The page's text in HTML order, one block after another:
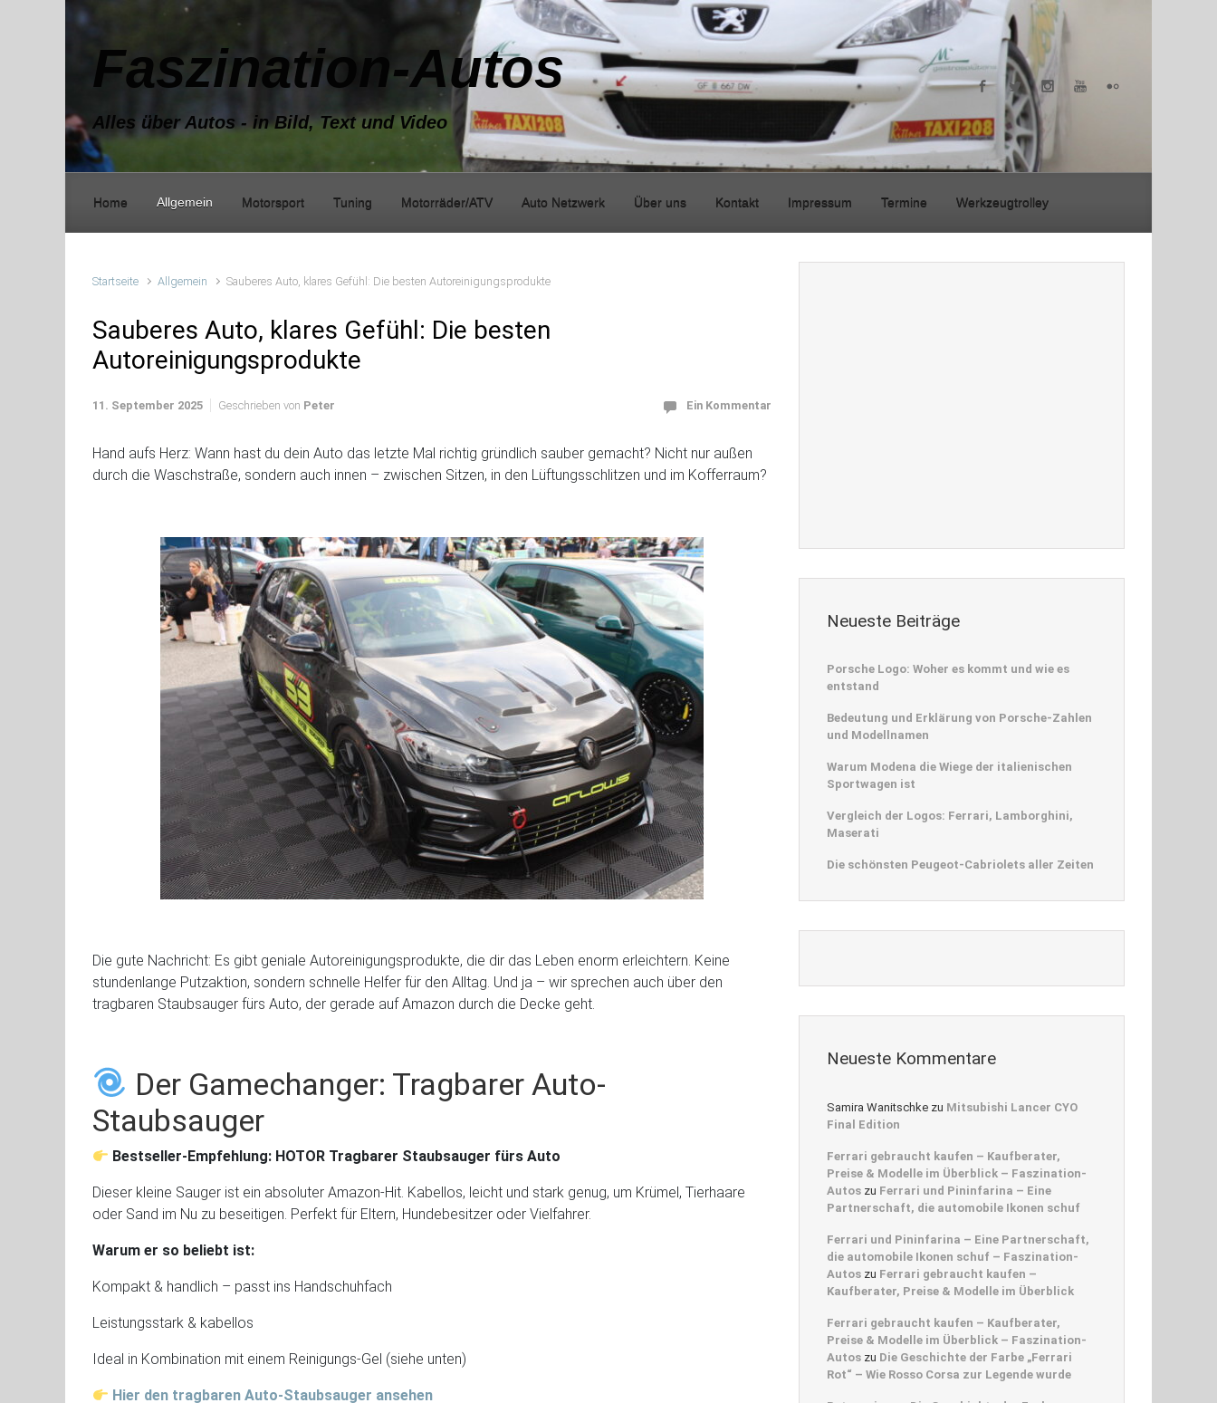
Zum Hauptinhalt springen
Faszination-Autos
Alles über Autos - in Bild, Text und Video
Home Allgemein Motorsport Tuning Motorräder/ATV Auto Netzwerk Über uns Kontakt Impressum Termine Werkzeugtrolley
Startseite Allgemein Sauberes Auto, klares Gefühl: Die besten Autoreinigungsprodukte
Sauberes Auto, klares Gefühl: Die besten
Autoreinigungsprodukte
11. September 2025 Geschrieben von Peter Ein Kommentar
Hand aufs Herz: Wann hast du dein Auto das letzte Mal richtig gründlich sauber gemacht? Nicht nur außen
durch die Waschstraße, sondern auch innen – zwischen Sitzen, in den Lüftungsschlitzen und im Kofferraum?
Die gute Nachricht: Es gibt geniale Autoreinigungsprodukte, die dir das Leben enorm erleichtern. Keine
stundenlange Putzaktion, sondern schnelle Helfer für den Alltag. Und ja – wir sprechen auch über den
tragbaren Staubsauger fürs Auto, der gerade auf Amazon durch die Decke geht.
Der Gamechanger: Tragbarer Auto-
Staubsauger
Bestseller-Empfehlung: HOTOR Tragbarer Staubsauger fürs Auto
Dieser kleine Sauger ist ein absoluter Amazon-Hit. Kabellos, leicht und stark genug, um Krümel, Tierhaare
oder Sand im Nu zu beseitigen. Perfekt für Eltern, Hundebesitzer oder Vielfahrer.
Warum er so beliebt ist:
Kompakt & handlich – passt ins Handschuhfach
Leistungsstark & kabellos
Ideal in Kombination mit einem Reinigungs-Gel (siehe unten)
Hier den tragbaren Auto-Staubsauger ansehen
Neueste Beiträge
Porsche Logo: Woher es kommt und wie es
entstand
Bedeutung und Erklärung von Porsche-Zahlen
und Modellnamen
Warum Modena die Wiege der italienischen
Sportwagen ist
Vergleich der Logos: Ferrari, Lamborghini,
Maserati
Die schönsten Peugeot-Cabriolets aller Zeiten
Neueste Kommentare
Samira Wanitschke zu Mitsubishi Lancer CYO
Final Edition
Ferrari gebraucht kaufen – Kaufberater,
Preise & Modelle im Überblick – Faszination-
Autos zu Ferrari und Pininfarina – Eine
Partnerschaft, die automobile Ikonen schuf
Ferrari und Pininfarina – Eine Partnerschaft,
die automobile Ikonen schuf – Faszination-
Autos zu Ferrari gebraucht kaufen –
Kaufberater, Preise & Modelle im Überblick
Ferrari gebraucht kaufen – Kaufberater,
Preise & Modelle im Überblick – Faszination-
Autos zu Die Geschichte der Farbe „Ferrari
Rot“ – Wie Rosso Corsa zur Legende wurde